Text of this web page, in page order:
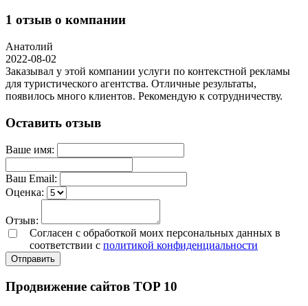
1 отзыв о компании
Анатолий
2022-08-02
Заказывал у этой компании услуги по контекстной рекламы
для туристического агентства. Отличные результаты,
появилось много клиентов. Рекомендую к сотрудничеству.
Оставить отзыв
Ваше имя:
Ваш Email:
Оценка:
Отзыв:
Согласен с обработкой моих персональных данных в
соответствии с политикой конфиденциальности
Отправить
Продвижение сайтов TOP 10